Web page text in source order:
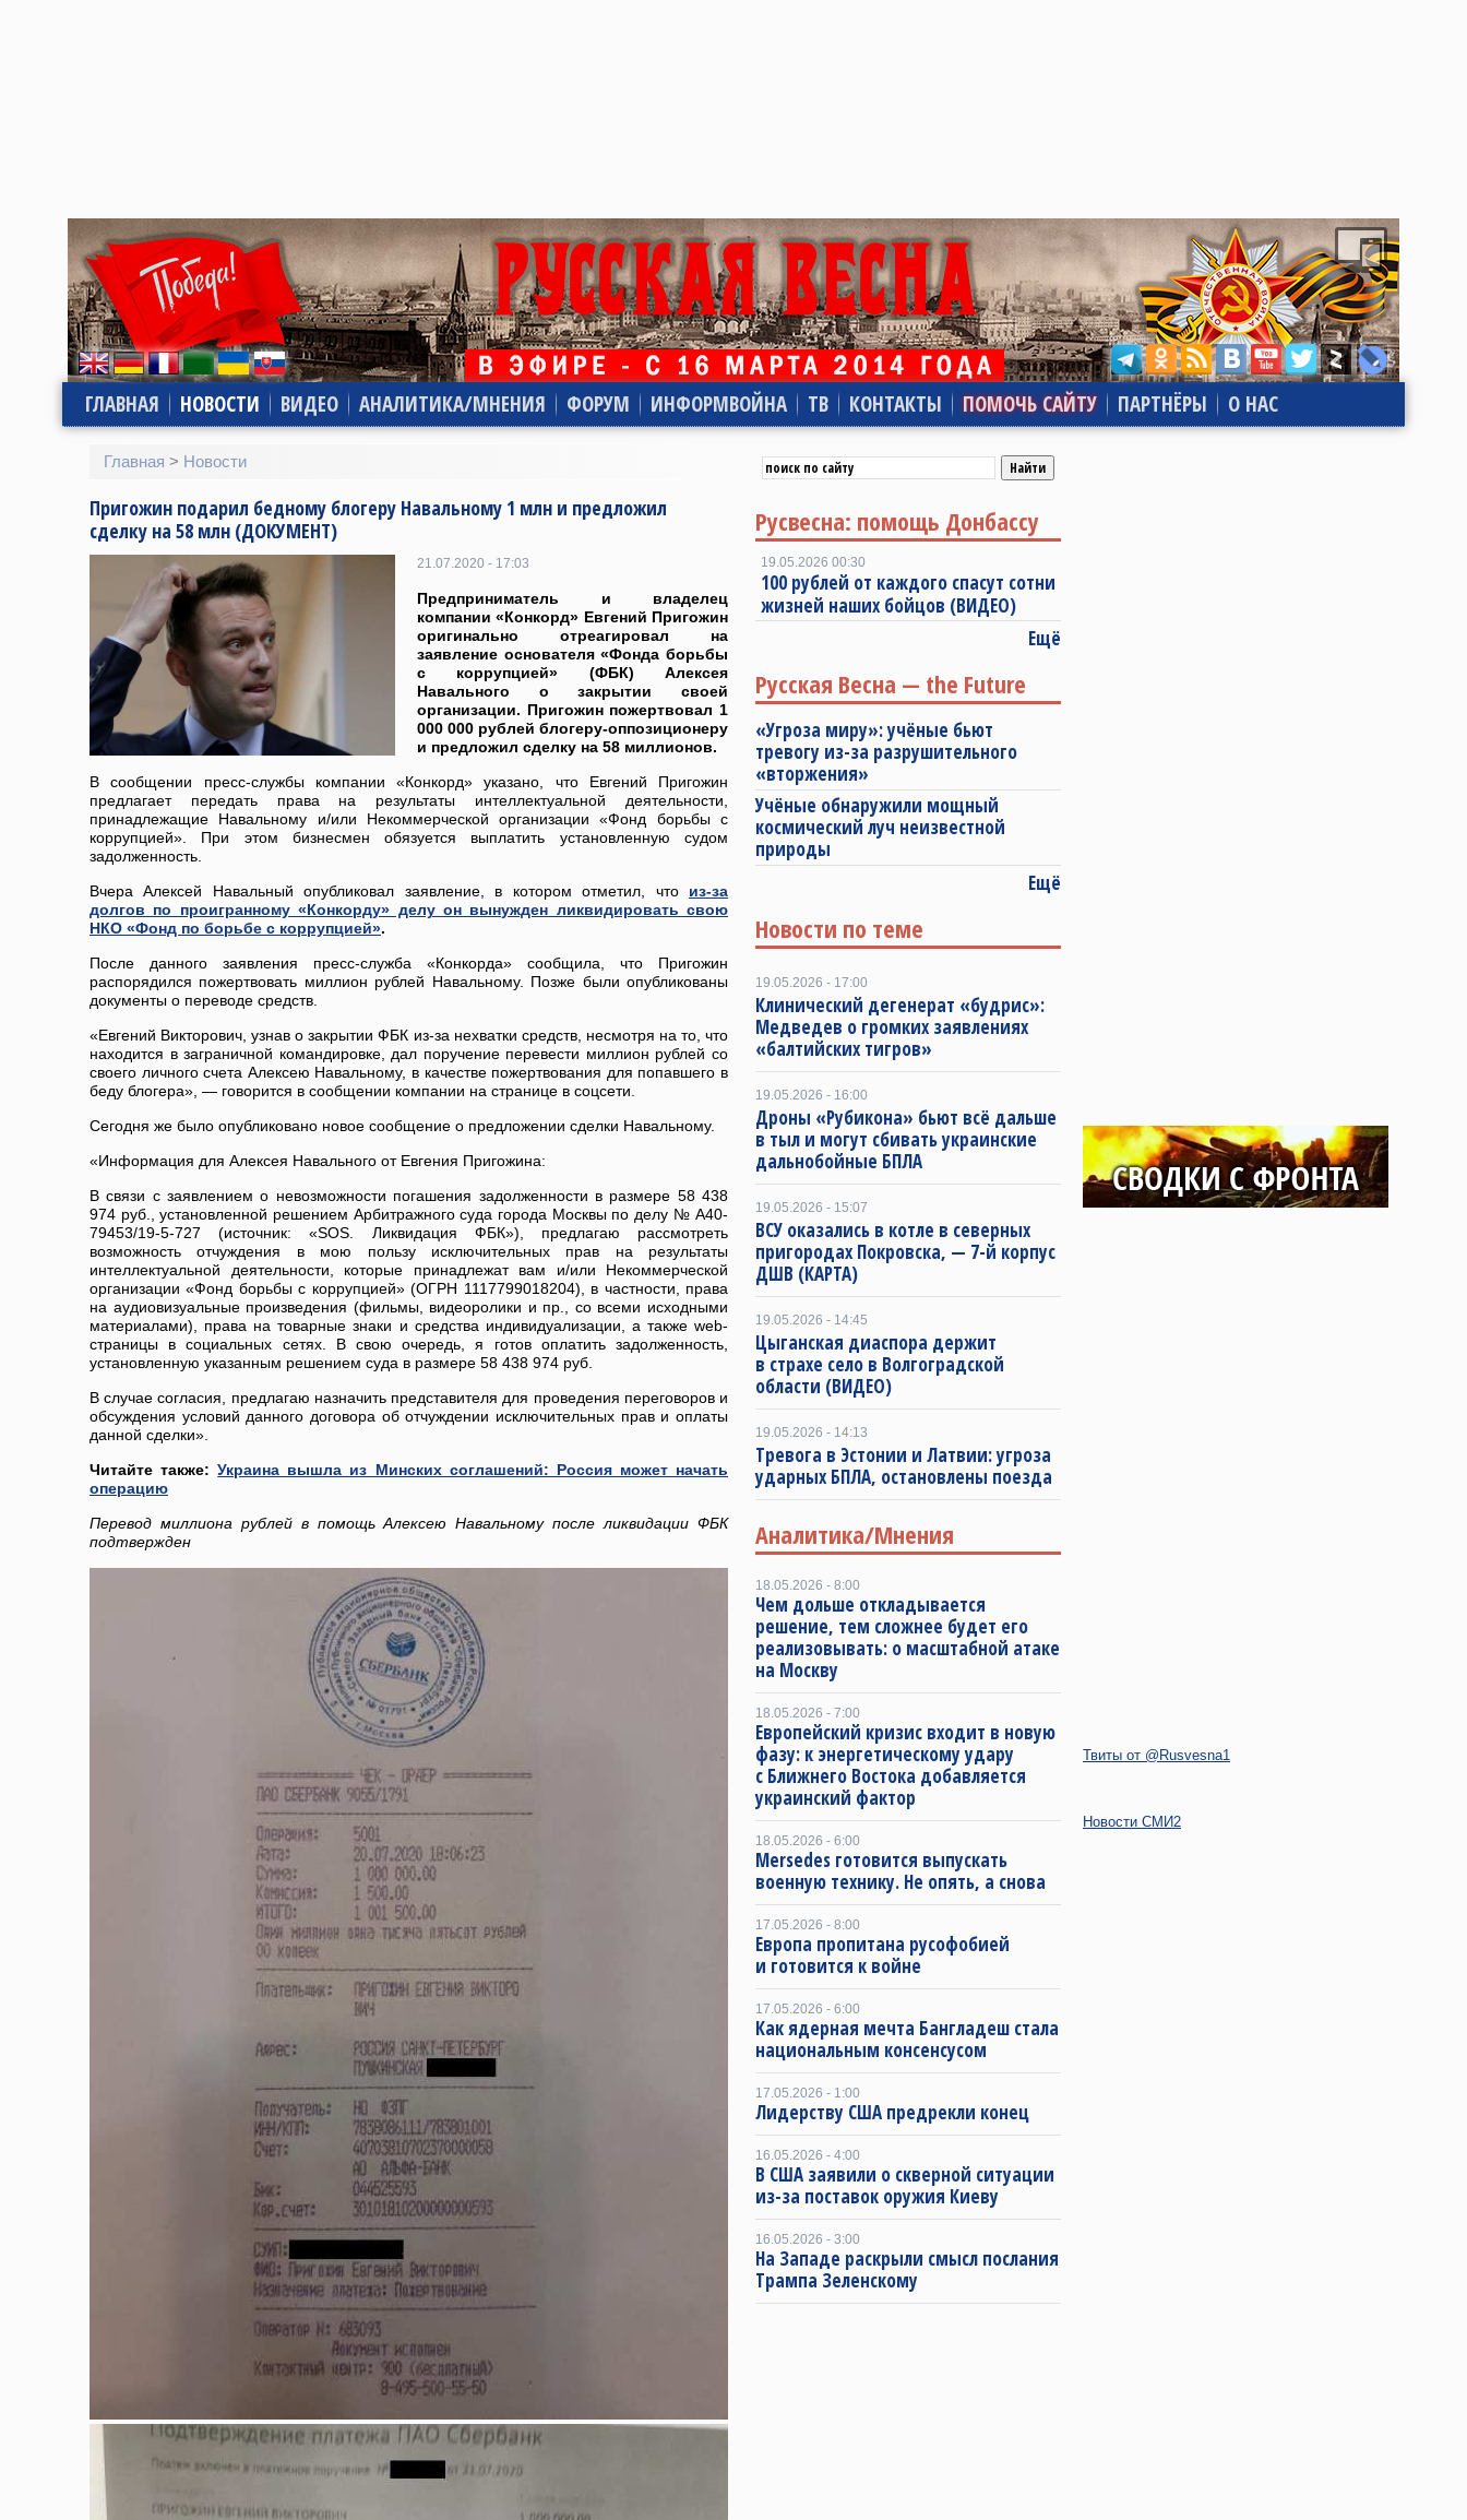
ГЛАВНАЯ НОВОСТИ ВИДЕО АНАЛИТИКА/МНЕНИЯ ФОРУМ ИНФОРМВОЙНА ТВ КОНТАКТЫ ПОМОЧЬ САЙТУ ПАРТНЁРЫ О НАС
Главная > Новости
Пригожин подарил бедному блогеру Навальному 1 млн и предложил
сделку на 58 млн (ДОКУМЕНТ)
21.07.2020 - 17:03
Предприниматель и владелец
компании «Конкорд» Евгений Пригожин
оригинально отреагировал на
заявление основателя «Фонда борьбы
с коррупцией» (ФБК) Алексея
Навального о закрытии своей
организации. Пригожин пожертвовал 1
000 000 рублей блогеру-оппозиционеру
и предложил сделку на 58 миллионов.
В сообщении пресс-службы компании «Конкорд» указано, что Евгений Пригожин
предлагает передать права на результаты интеллектуальной деятельности,
принадлежащие Навальному и/или Некоммерческой организации «Фонд борьбы с
коррупцией». При этом бизнесмен обязуется выплатить установленную судом
задолженность.
Вчера Алексей Навальный опубликовал заявление, в котором отметил, что из-за
долгов по проигранному «Конкорду» делу он вынужден ликвидировать свою
НКО «Фонд по борьбе с коррупцией».
После данного заявления пресс-служба «Конкорда» сообщила, что Пригожин
распорядился пожертвовать миллион рублей Навальному. Позже были опубликованы
документы о переводе средств.
«Евгений Викторович, узнав о закрытии ФБК из-за нехватки средств, несмотря на то, что
находится в заграничной командировке, дал поручение перевести миллион рублей со
своего личного счета Алексею Навальному, в качестве пожертвования для попавшего в
беду блогера», — говорится в сообщении компании на странице в соцсети.
Сегодня же было опубликовано новое сообщение о предложении сделки Навальному.
«Информация для Алексея Навального от Евгения Пригожина:
В связи с заявлением о невозможности погашения задолженности в размере 58 438
974 руб., установленной решением Арбитражного суда города Москвы по делу № А40-
79453/19-5-727 (источник: «SOS. Ликвидация ФБК»), предлагаю рассмотреть
возможность отчуждения в мою пользу исключительных прав на результаты
интеллектуальной деятельности, которые принадлежат вам и/или Некоммерческой
организации «Фонд борьбы с коррупцией» (ОГРН 1117799018204), в частности, права
на аудиовизуальные произведения (фильмы, видеоролики и пр., со всеми исходными
материалами), права на товарные знаки и средства индивидуализации, а также web-
страницы в социальных сетях. В свою очередь, я готов оплатить задолженность,
установленную указанным решением суда в размере 58 438 974 руб.
В случае согласия, предлагаю назначить представителя для проведения переговоров и
обсуждения условий данного договора об отчуждении исключительных прав и оплаты
данной сделки».
Читайте также:Украина вышла из Минских соглашений: Россия может начать
операцию
Перевод миллиона рублей в помощь Алексею Навальному после ликвидации ФБК
подтвержден
Русвесна: помощь Донбассу
19.05.2026 00:30
100 рублей от каждого спасут сотни
жизней наших бойцов (ВИДЕО)
Ещё
Русская Весна — the Future
«Угроза миру»: учёные бьют
тревогу из-за разрушительного
«вторжения»
Учёные обнаружили мощный
космический луч неизвестной
природы
Ещё
Новости по теме
19.05.2026 - 17:00
Клинический дегенерат «будрис»:
Медведев о громких заявлениях
«балтийских тигров»
19.05.2026 - 16:00
Дроны «Рубикона» бьют всё дальше
в тыл и могут сбивать украинские
дальнобойные БПЛА
19.05.2026 - 15:07
ВСУ оказались в котле в северных
пригородах Покровска, — 7-й корпус
ДШВ (КАРТА)
19.05.2026 - 14:45
Цыганская диаспора держит
в страхе село в Волгоградской
области (ВИДЕО)
19.05.2026 - 14:13
Тревога в Эстонии и Латвии: угроза
ударных БПЛА, остановлены поезда
Аналитика/Мнения
18.05.2026 - 8:00
Чем дольше откладывается
решение, тем сложнее будет его
реализовывать: о масштабной атаке
на Москву
18.05.2026 - 7:00
Европейский кризис входит в новую
фазу: к энергетическому удару
с Ближнего Востока добавляется
украинский фактор
18.05.2026 - 6:00
Mersedes готовится выпускать
военную технику. Не опять, а снова
17.05.2026 - 8:00
Европа пропитана русофобией
и готовится к войне
17.05.2026 - 6:00
Как ядерная мечта Бангладеш стала
национальным консенсусом
17.05.2026 - 1:00
Лидерству США предрекли конец
16.05.2026 - 4:00
В США заявили о скверной ситуации
из-за поставок оружия Киеву
16.05.2026 - 3:00
На Западе раскрыли смысл послания
Трампа Зеленскому
Твиты от @Rusvesna1
Новости СМИ2